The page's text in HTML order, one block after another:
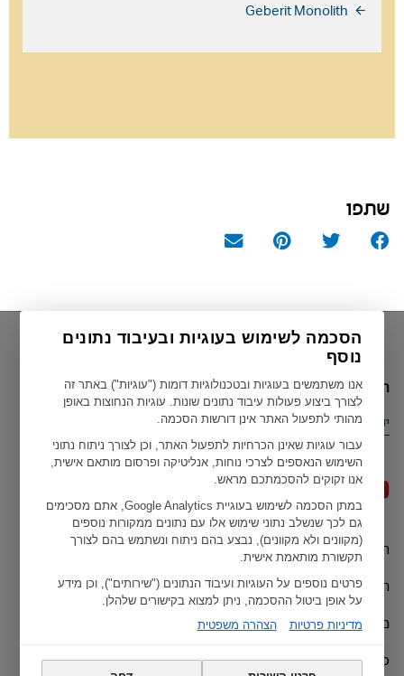
שתפו
הסכמה לשימוש בעוגיות ובעיבוד נתונים
נוסף
אנו משתמשים בעוגיות ובטכנולוגיות דומות ("עוגיות") באתר זה
לצורך ביצוע פעולות עיבוד נתונים שונות. עוגיות הנחוצות באופן
מהותי לתפעול האתר אינן דורשות הסכמה.
עבור עוגיות שאינן הכרחיות לתפעול האתר, וכן לצורך ניתוח נתוני
השימוש הנאספים לצרכי נוחות, אנליטיקה ופרסום מותאם אישית,
אנו זקוקים להסכמתכם מראש.
במתן הסכמה לשימוש בעוגיית Google Analytics, אתם מסכימים
גם לכך שנשלב נתוני שימוש אלו עם נתונים ממקורות נוספים
(מקוונים ולא מקוונים), נבצע בהם ניתוח ונשתמש בהם לצורך
תקשורת מותאמת אישית.
פרטים נוספים על העוגיות ועיבוד הנתונים ("שירותים"), וכן מידע
על אופן ביטול ההסכמה, ניתן למצוא בקישורים שלהלן.
מדיניות פרטיות
הצהרה משפטית
הארץ הנוכחית שלך
ישראל
תנאי שימושGeberit כל הזכויות שמורות ל ©
הצהרות האיחוד האירופי
מדיניות פרטיות
כתב ויתור